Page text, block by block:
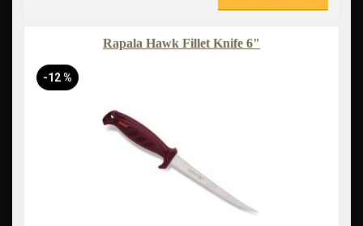
Rapala Hawk Fillet Knife 6"
-12 %